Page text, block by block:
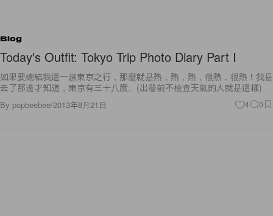
Blog
Today's Outfit: Tokyo Trip Photo Diary Part I
如果要總結我這一趟東京之行，那麼就是熱，熱，熱，很熱，很熱！我是
去了那邊才知道，東京有三十八度。(出發前不檢查天氣的人就是這樣)
By popbeebee/2013年8月21日 4 0